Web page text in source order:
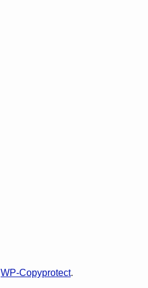
WP-Copyprotect.